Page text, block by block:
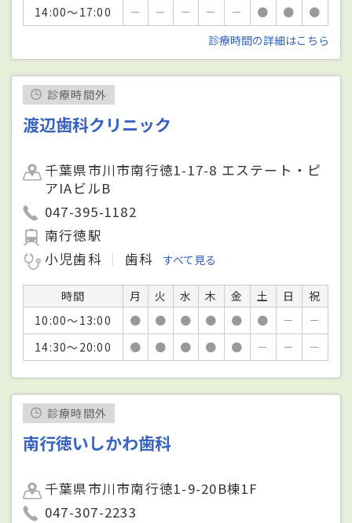
14:00～17:00 － － － － － ● ●
●
診療時間の詳細はこちら
診療時間外
渡辺歯科クリニック
千葉県市川市南行徳1-17-8 エステート・ピ
アIAビルB
047-395-1182
南行徳駅
小児歯科
歯科 すべて見る
時間 月 火 水 木 金 土 日
祝
10:00～13:00
● ● ● ● ● ● －
－
14:30～20:00
● ● ● ● ● － － －
診療時間外
南行徳いしかわ歯科
千葉県市川市南行徳1-9-20B棟1F
047-307-2233